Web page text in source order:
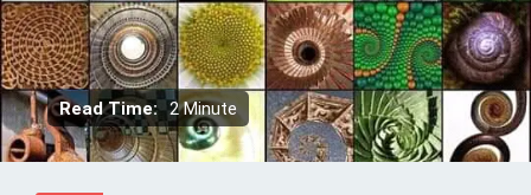
Read Time: 2 Minute